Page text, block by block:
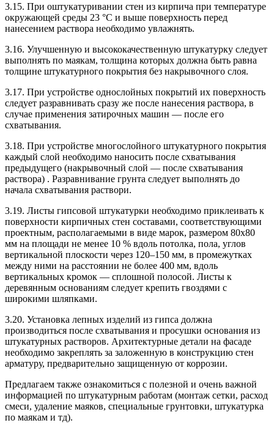
3.15. При оштукатуривании стен из кирпича при температуре
окружающей среды 23 °С и выше поверхность перед
нанесением раствора необходимо увлажнять.
3.16. Улучшенную и высококачественную штукатурку следует
выполнять по маякам, толщина которых должна быть равна
толщине штукатурного покрытия без накрывочного слоя.
3.17. При устройстве однослойных покрытий их поверхность
следует разравнивать сразу же после нанесения раствора, в
случае применения затирочных машин — после его
схватывания.
3.18. При устройстве многослойного штукатурного покрытия
каждый слой необходимо наносить после схватывания
предыдущего (накрывочный слой — после схватывания
раствора) . Разравнивание грунта следует выполнять до
начала схватывания раствори.
3.19. Листы гипсовой штукатурки необходимо приклеивать к
поверхности кирпичных стен составами, соответствующими
проектным, располагаемыми в виде марок, размером 80х80
мм на площади не менее 10 % вдоль потолка, пола, углов
вертикальной плоскости через 120–150 мм, в промежутках
между ними на расстоянии не более 400 мм, вдоль
вертикальных кромок — сплошной полосой. Листы к
деревянным основаниям следует крепить гвоздями с
широкими шляпками.
3.20. Установка лепных изделий из гипса должна
производиться после схватывания и просушки основания из
штукатурных растворов. Архитектурные детали на фасаде
необходимо закреплять за заложенную в конструкцию стен
арматуру, предварительно защищенную от коррозии.
Предлагаем также ознакомиться с полезной и очень важной
информацией по штукатурным работам (монтаж сетки, расход
смеси, удаление маяков, специальные грунтовки, штукатурка
по маякам и тд).